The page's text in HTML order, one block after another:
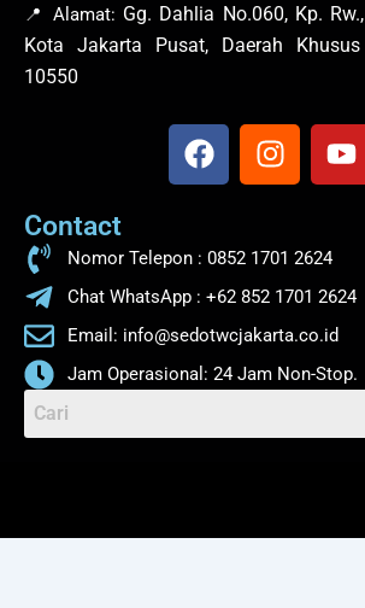
📍 Alamat: Gg. Dahlia No.060, Kp.
Kota Jakarta Pusat, Daerah
10550
F
a
b
o
o
k
I
n
a
g
a
m
Y
o
b
Contact
Nomor Telepon : 0852 1701 2624
Chat WhatsApp : +62 852 1701 2624
Email: info@sedotwcjakarta.co.id
Jam Operasional: 24 Jam Non-Stop.